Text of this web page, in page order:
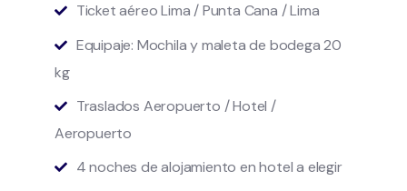
Ticket aéreo Lima / Punta Cana / Lima
Equipaje: Mochila y maleta de bodega 20
kg
Traslados Aeropuerto / Hotel /
Aeropuerto
4 noches de alojamiento en hotel a elegir